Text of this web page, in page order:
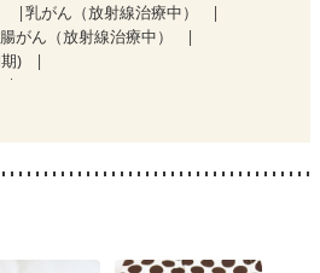
乳がん（放射線治療中）
がん（放射線治療中）
)